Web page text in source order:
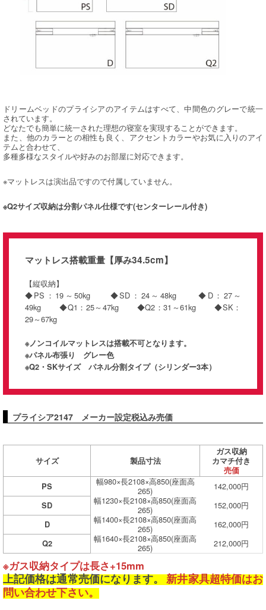
ドリームベッドのプライシアのアイテムはすべて、中間色のグレーで統一
されています。
どなたでも簡単に統一された理想の寝室を実現することができます。
また、他のカラーとの相性も良く、アクセントカラーやお気に入りのアイ
テムと合わせて、
多種多様なスタイルや好みのお部屋に対応できます。
※マットレスは演出品ですので付属していません。
※Q2サイズ収納は分割パネル仕様です(センターレール付き)
マットレス搭載重量【厚み34.5cm】
【縦収納】
◆PS：19～50kg ◆SD：24～48kg ◆D：27～
49kg ◆Q1：25～47kg ◆Q2：31～61kg ◆SK：
29～67kg
※ノンコイルマットレスは搭載不可となります。
※パネル布張り グレー色
※Q2・SKサイズ パネル分割タイプ（シリンダー3本）
プライシア2147 メーカー設定税込み売価
サイズ 製品寸法
ガス収納
カマチ付き
売価
PS
幅980×長2108×高850(座面高
265)
142,000円
SD
幅1230×長2108×高850(座面高
265)
152,000円
D
幅1400×長2108×高850(座面高
265)
162,000円
Q2
幅1640×長2108×高850(座面高
265)
212,000円
※ガス収納タイプは長さ+15mm
上記価格は通常売価になります。新井家具超特価はお
問い合わせ下さい。